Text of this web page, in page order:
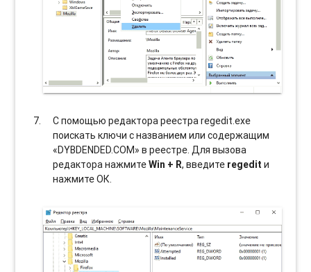
С помощью редактора реестра regedit.exe
поискать ключи с названием или содержащим
«DYBDENDED.COM» в реестре. Для вызова
редактора нажмитеWin + R, введите regedit и
нажмите ОК.